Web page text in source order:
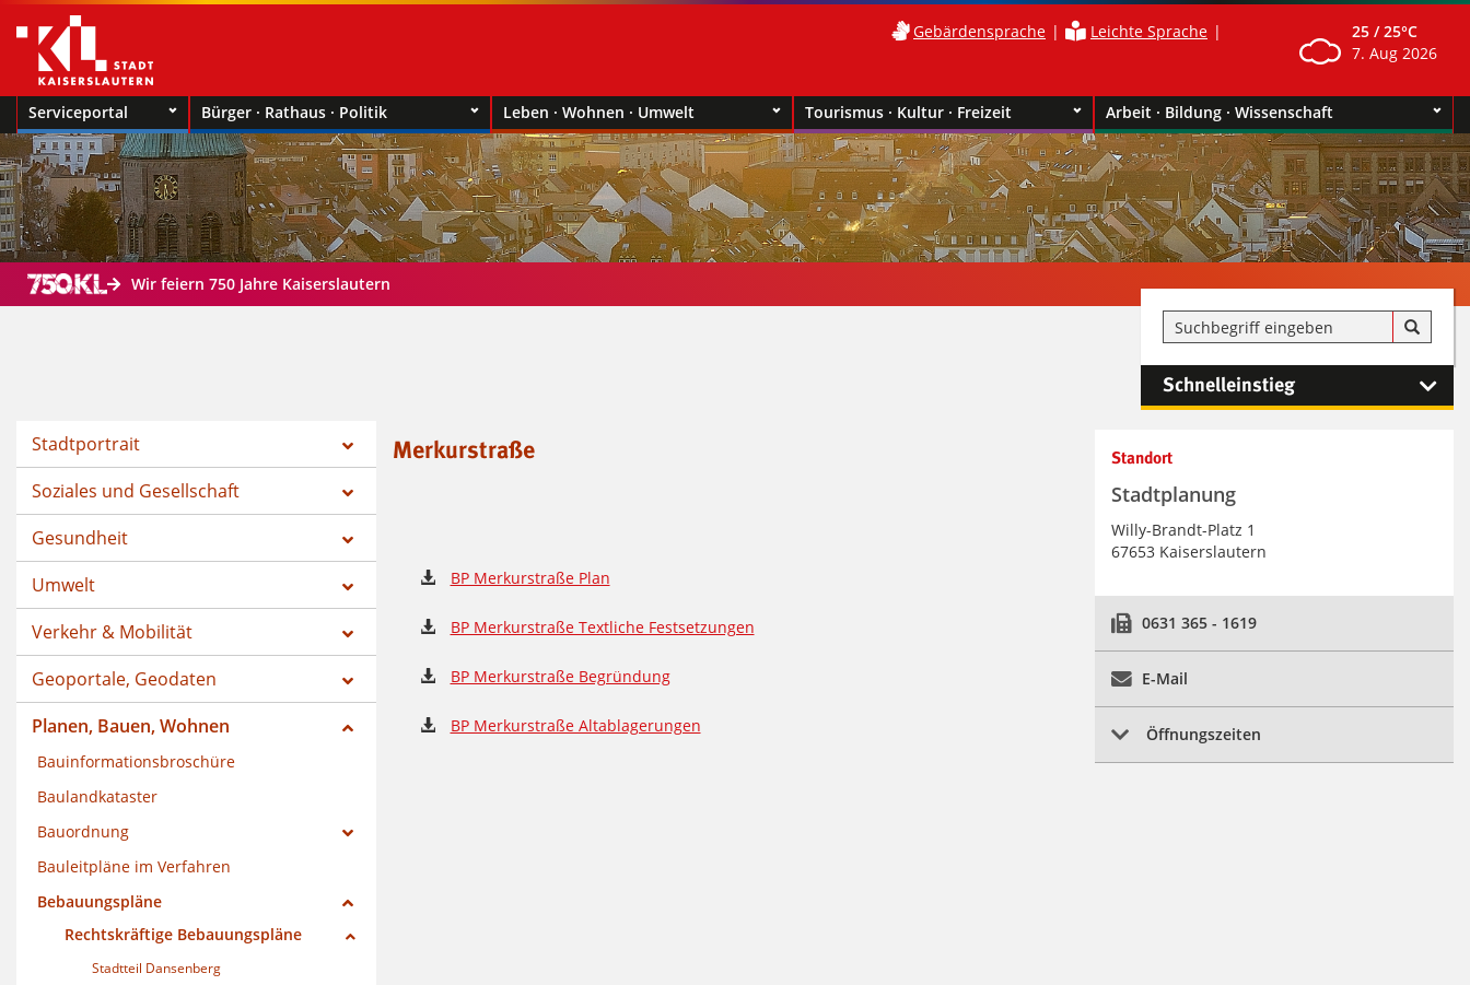
Gebärdensprache Leichte Sprache 25 / 25°C
7. Aug 2026
Serviceportal Bürger · Rathaus · Politik Leben · Wohnen · Umwelt Tourismus · Kultur · Freizeit Arbeit · Bildung · Wissenschaft
Wir feiern 750 Jahre Kaiserslautern
Schnelleinstieg
Stadtportrait
Soziales und Gesellschaft
Gesundheit
Umwelt
Verkehr & Mobilität
Geoportale, Geodaten
Planen, Bauen, Wohnen
Bauinformationsbroschüre
Baulandkataster
Bauordnung
Bauleitpläne im Verfahren
Bebauungspläne
Rechtskräftige Bebauungspläne
Stadtteil Dansenberg
Merkurstraße
BP Merkurstraße Plan
BP Merkurstraße Textliche Festsetzungen
BP Merkurstraße Begründung
BP Merkurstraße Altablagerungen
Kontaktinformationen und
Weiterführendes
Standort
Stadtplanung
Willy-Brandt-Platz 1
67653 Kaiserslautern
0631 365 - 1619
E-Mail
Öffnungszeiten